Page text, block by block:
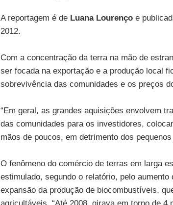
A reportagem é de Luana Lourençoe
2012.
Com a concentração da terra na mão de
ser focada na exportação e a produção local
sobrevivência das comunidades e os preços
“Em geral, as grandes aquisições envolvem
das comunidades para os investidores,
mãos de poucos, em detrimento dos
O fenômeno do comércio de terras em larga
estimulado, segundo o relatório, pelo
expansão da produção de biocombustíveis,